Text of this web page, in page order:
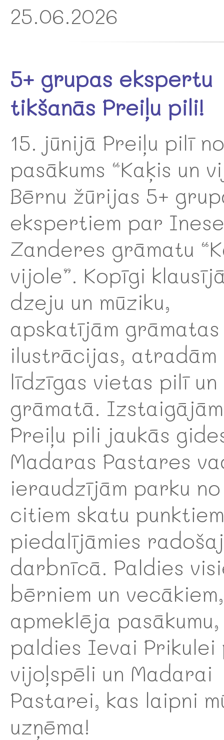
25.06.2026
5+ grupas ekspertu
tikšanās Preiļu pili!
15. jūnijā Preiļu pilī
pasākums “Kaķis un
Bērnu žūrijas 5+
ekspertiem par
Zanderes grāmatu
vijole”. Kopīgi
dzeju un mūziku,
apskatījām grāmatas
ilustrācijas, atradām
līdzīgas vietas pilī un
grāmatā. Izstaigājām
Preiļu pili jaukās
Madaras Pastares
ieraudzījām parku no
citiem skatu
piedalījāmies
darbnīcā. Paldies
bērniem un
apmeklēja
paldies Ievai Prikulei
vijoļspēli un Madarai
Pastarei, kas laipni
uzņēma!